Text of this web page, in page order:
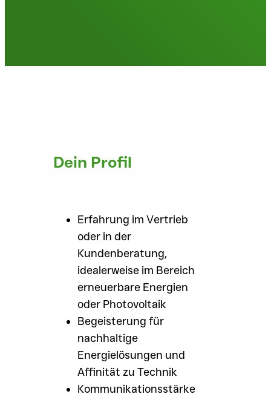
Dein Profil
Erfahrung im Vertrieb
oder in der
Kundenberatung,
idealerweise im Bereich
erneuerbare Energien
oder Photovoltaik
Begeisterung für
nachhaltige
Energielösungen und
Affinität zu Technik
Kommunikationsstärke